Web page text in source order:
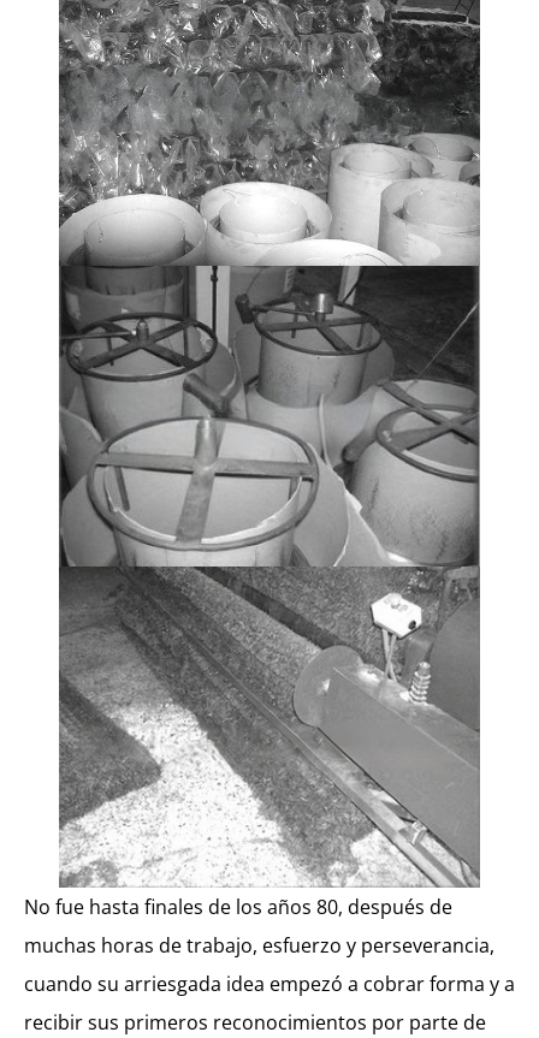
No fue hasta finales de los años 80, después de
muchas horas de trabajo, esfuerzo y perseverancia,
cuando su arriesgada idea empezó a cobrar forma y a
recibir sus primeros reconocimientos por parte de